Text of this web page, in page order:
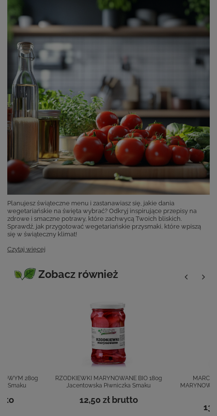
Planujesz świąteczne menu i zastanawiasz się, jakie dania
wegetariańskie na święta wybrać? Odkryj inspirujące przepisy na
zdrowe i smaczne potrawy, które zachwycą Twoich bliskich.
Sprawdź, jak przygotować wegetariańskie przysmaki, które wpiszą
się w świąteczny klimat!
Czytaj więcej
Zobacz również
280g
Smaku
RZODKIEWKI MARYNOWANE BIO 180g
Jacentowska Piwniczka Smaku
12,50 złbrutto